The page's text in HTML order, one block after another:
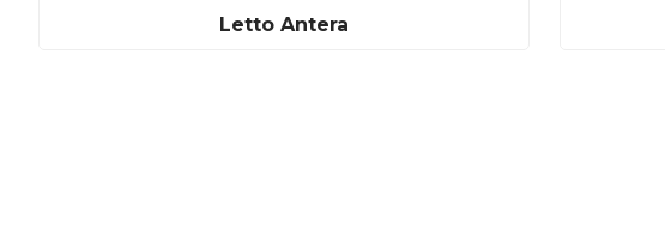
Letto Antera